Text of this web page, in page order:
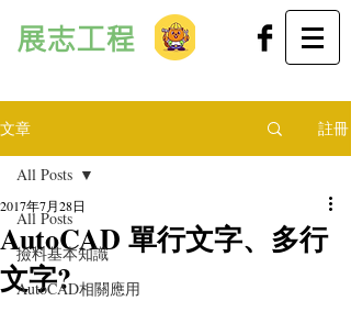
展志工程
文章 註冊
All Posts
撿料基本知識
AutoCAD相關應用
All Posts
AutoCAD 單行文字、多行
文字?
2017年7月28日